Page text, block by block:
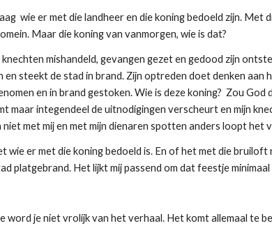
wie er met die landheer en die koning bedoeld zijn. Met
Maar die koning van vanmorgen, wie is dat?
knechten mishandeld, gevangen gezet en gedood zijn
en steekt de stad in brand. Zijn optreden doet denken aan
en in brand gestoken. Wie is deze koning? Zou
maar integendeel de uitnodigingen verscheurt en mijn
niet met mij en met mijn dienaren spotten anders loopt het
wie er met die koning bedoeld is. En of het met die
platgebrand. Het lijkt mij passend om dat feestje
word je niet vrolijk van het verhaal. Het komt allemaal te